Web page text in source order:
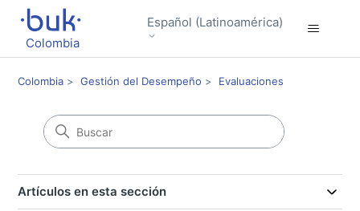
Colombia
Español (Latinoamérica)
Colombia Gestión del Desempeño Evaluaciones
Artículos en esta sección